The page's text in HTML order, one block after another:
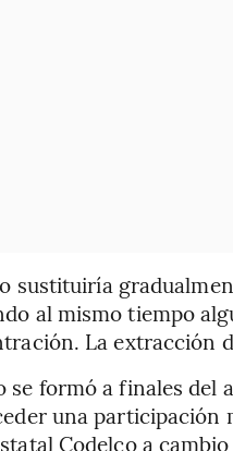
sustituiría
al mismo tiempo
La extracción
se formó a finales del
una participación
Codelco a